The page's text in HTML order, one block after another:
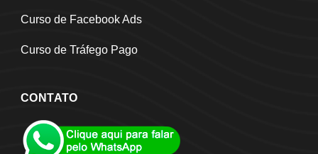
Curso de Facebook Ads
Curso de Tráfego Pago
CONTATO